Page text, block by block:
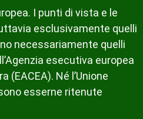
I punti di vista e le
esclusivamente quelli
necessariamente quelli
esecutiva europea
(EACEA). Né l’Unione
esserne ritenute